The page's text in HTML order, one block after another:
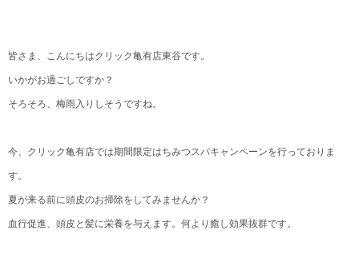
皆さま、こんにちはクリック亀有店東谷です。
いかがお過ごしですか？
そろそろ、梅雨入りしそうですね。
今、クリック亀有店では期間限定はちみつスパキャンペーンを行っておりま
す。
夏が来る前に頭皮のお掃除をしてみませんか？
血行促進、頭皮と髪に栄養を与えます。何より癒し効果抜群です。